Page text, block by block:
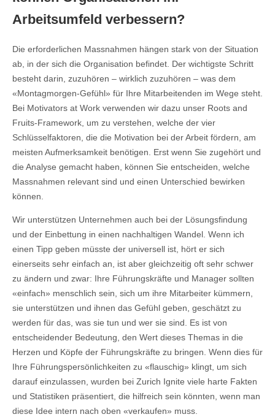
Arbeitsumfeld verbessern?
Die erforderlichen Massnahmen hängen stark von der Situation
ab, in der sich die Organisation befindet. Der wichtigste Schritt
besteht darin, zuzuhören – wirklich zuzuhören – was dem
«Montagmorgen-Gefühl» für Ihre Mitarbeitenden im Wege steht.
Bei Motivators at Work verwenden wir dazu unser Roots and
Fruits-Framework, um zu verstehen, welche der vier
Schlüsselfaktoren, die die Motivation bei der Arbeit fördern, am
meisten Aufmerksamkeit benötigen. Erst wenn Sie zugehört und
die Analyse gemacht haben, können Sie entscheiden, welche
Massnahmen relevant sind und einen Unterschied bewirken
können.
Wir unterstützen Unternehmen auch bei der Lösungsfindung
und der Einbettung in einen nachhaltigen Wandel. Wenn ich
einen Tipp geben müsste der universell ist, hört er sich
einerseits sehr einfach an, ist aber gleichzeitig oft sehr schwer
zu ändern und zwar: Ihre Führungskräfte und Manager sollten
«einfach» menschlich sein, sich um ihre Mitarbeiter kümmern,
sie unterstützen und ihnen das Gefühl geben, geschätzt zu
werden für das, was sie tun und wer sie sind. Es ist von
entscheidender Bedeutung, den Wert dieses Themas in die
Herzen und Köpfe der Führungskräfte zu bringen. Wenn dies für
Ihre Führungspersönlichkeiten zu «flauschig» klingt, um sich
darauf einzulassen, wurden bei Zurich Ignite viele harte Fakten
und Statistiken präsentiert, die hilfreich sein könnten, wenn man
diese Idee intern nach oben «verkaufen» muss.